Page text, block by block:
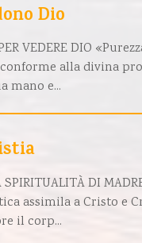
Dio
PER VEDERE DIO
alla divina
mano e...
SPIRITUALITÀ DI
assimila a Cristo e
il corp...